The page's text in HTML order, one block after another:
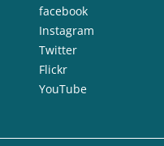
facebook
Instagram
Twitter
Flickr
YouTube